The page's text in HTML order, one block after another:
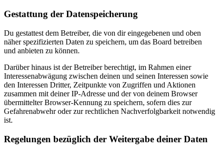
Gestattung der Datenspeicherung
Du gestattest dem Betreiber, die von dir eingegebenen und oben
näher spezifizierten Daten zu speichern, um das Board betreiben
und anbieten zu können.
Darüber hinaus ist der Betreiber berechtigt, im Rahmen einer
Interessenabwägung zwischen deinen und seinen Interessen sowie
den Interessen Dritter, Zeitpunkte von Zugriffen und Aktionen
zusammen mit deiner IP-Adresse und der von deinem Browser
übermittelter Browser-Kennung zu speichern, sofern dies zur
Gefahrenabwehr oder zur rechtlichen Nachverfolgbarkeit notwendig
ist.
Regelungen bezüglich der Weitergabe deiner Daten